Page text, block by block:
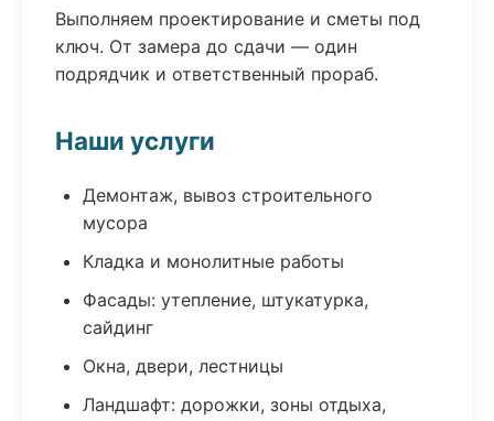
Выполняем проектирование и сметы под
ключ. От замера до сдачи — один
подрядчик и ответственный прораб.
Наши услуги
Демонтаж, вывоз строительного
мусора
Кладка и монолитные работы
Фасады: утепление, штукатурка,
сайдинг
Окна, двери, лестницы
Ландшафт: дорожки, зоны отдыха,